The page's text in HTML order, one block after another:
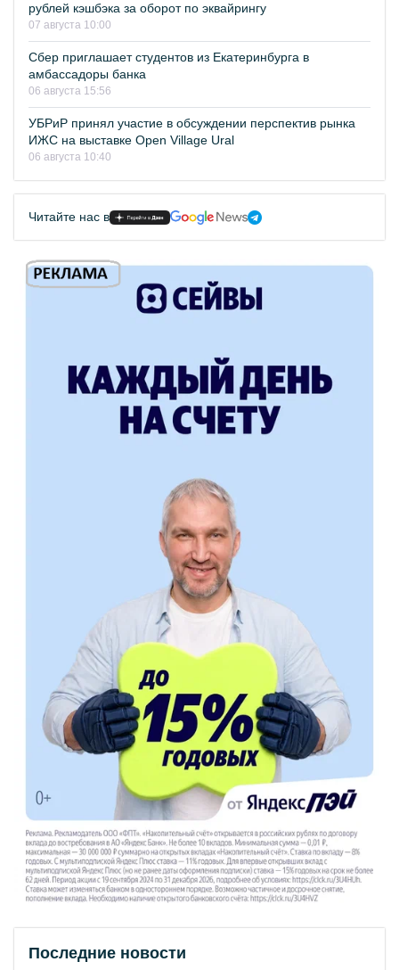
рублей кэшбэка за оборот по эквайрингу
07 августа 10:00
Сбер приглашает студентов из Екатеринбурга в
амбассадоры банка
06 августа 15:56
УБРиР принял участие в обсуждении перспектив рынка
ИЖС на выставке Open Village Ural
06 августа 10:40
Читайте нас в
Последние новости